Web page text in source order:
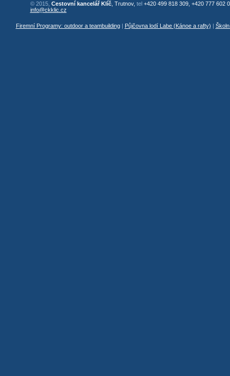
© 2015, Cestovní kancelář Klíč, Trutnov, tel +420 499 818 309, +420 777 602
info@ckklic.cz
Firemní Programy: outdoor a teambuilding| Půjčovna lodí Labe (Kánoe a rafty)